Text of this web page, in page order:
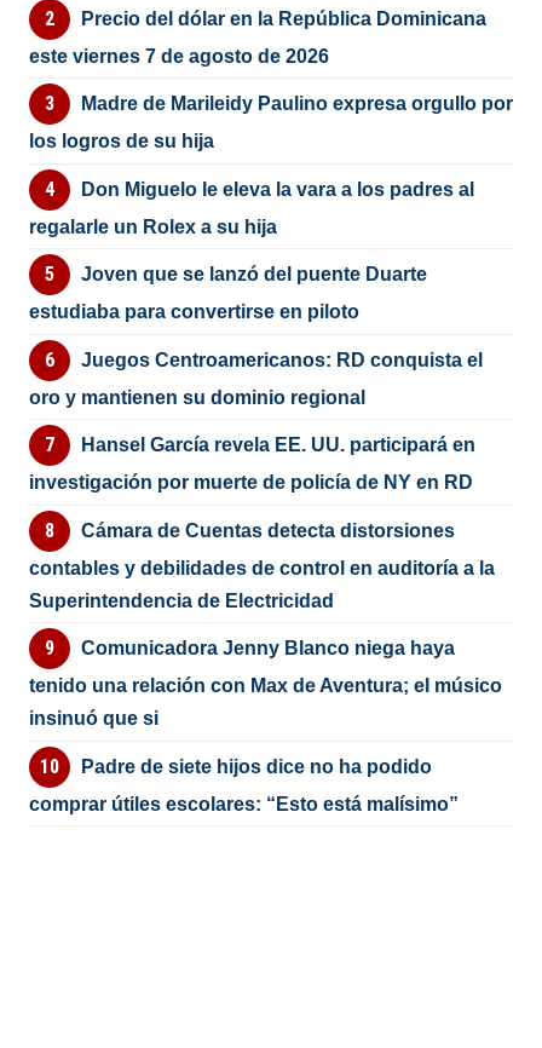
Precio del dólar en la República Dominicana
este viernes 7 de agosto de 2026
Madre de Marileidy Paulino expresa orgullo por
los logros de su hija
Don Miguelo le eleva la vara a los padres al
regalarle un Rolex a su hija
Joven que se lanzó del puente Duarte
estudiaba para convertirse en piloto
Juegos Centroamericanos: RD conquista el
oro y mantienen su dominio regional
Hansel García revela EE. UU. participará en
investigación por muerte de policía de NY en RD
Cámara de Cuentas detecta distorsiones
contables y debilidades de control en auditoría a la
Superintendencia de Electricidad
Comunicadora Jenny Blanco niega haya
tenido una relación con Max de Aventura; el músico
insinuó que si
Padre de siete hijos dice no ha podido
comprar útiles escolares: “Esto está malísimo”